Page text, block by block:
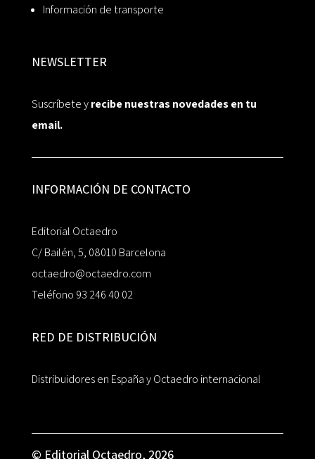
Información de transporte
NEWSLETTER
Suscríbete yrecibe nuestras novedades en tu
email.
INFORMACIÓN DE CONTACTO
Editorial Octaedro
C/ Bailén, 5, 08010 Barcelona
octaedro@octaedro.com
Teléfono 93 246 40 02
RED DE DISTRIBUCIÓN
Distribuidores en España y Octaedro internacional
© Editorial Octaedro, 2026